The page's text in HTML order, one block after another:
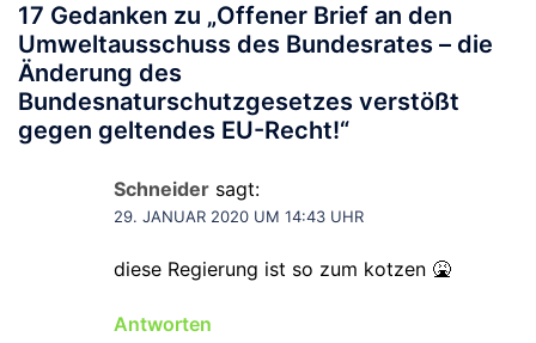
17 Gedanken zu „Offener Brief an den
Umweltausschuss des Bundesrates – die
Änderung des
Bundesnaturschutzgesetzes verstößt
gegen geltendes EU-Recht!“
Schneider sagt:
29. JANUAR 2020 UM 14:43 UHR
diese Regierung ist so zum kotzen 🤮
Antworten